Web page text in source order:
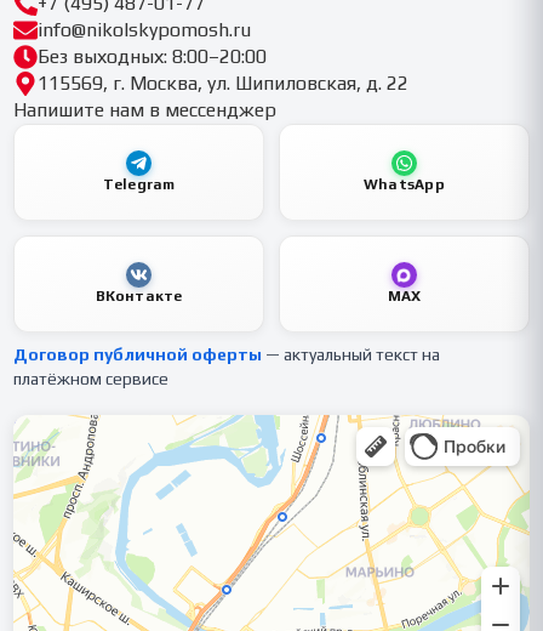
info@nikolskypomosh.ru
Без выходных: 8:00–20:00
115569, г. Москва, ул. Шипиловская, д. 22
Напишите нам в мессенджер
Telegram WhatsApp
ВКонтакте MAX
Договор публичной оферты — актуальный текст на
платёжном сервисе